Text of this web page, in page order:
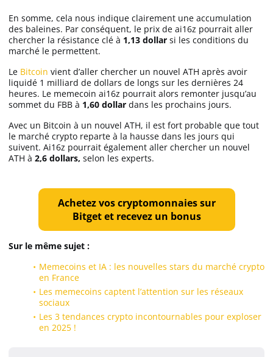
En somme, cela nous indique clairement une accumulation
des baleines. Par conséquent, le prix de ai16z pourrait aller
chercher la résistance clé à 1,13 dollar si les conditions du
marché le permettent.
Le Bitcoin vient d’aller chercher un nouvel ATH après avoir
liquidé 1 milliard de dollars de longs sur les dernières 24
heures. Le memecoin ai16z pourrait alors remonter jusqu’au
sommet du FBB à 1,60 dollar dans les prochains jours.
Avec un Bitcoin à un nouvel ATH, il est fort probable que tout
le marché crypto reparte à la hausse dans les jours qui
suivent. Ai16z pourrait également aller chercher un nouvel
ATH à 2,6 dollars, selon les experts.
Achetez vos cryptomonnaies sur
Bitget et recevez un bonus
Sur le même sujet :
Memecoins et IA : les nouvelles stars du marché crypto
en France
Les memecoins captent l’attention sur les réseaux
sociaux
Les 3 tendances crypto incontournables pour exploser
en 2025 !